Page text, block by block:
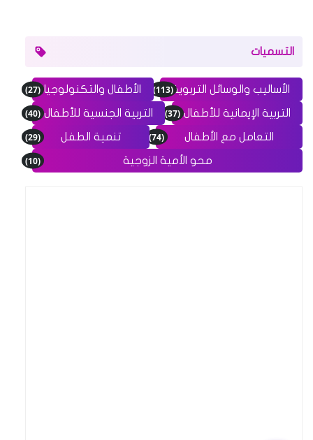
التسميات
الأساليب والوسائل التربوية(113) الأطفال والتكنولوجيا (27)
التربية الإيمانية للأطفال (37) التربية الجنسية للأطفال (40)
التعامل مع الأطفال (74) تنمية الطفل (29)
محو الأمية الزوجية (10)